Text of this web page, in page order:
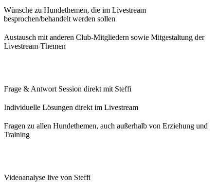
Wünsche zu Hundethemen, die im Livestream
besprochen/behandelt werden sollen
Austausch mit anderen Club-Mitgliedern sowie Mitgestaltung der
Livestream-Themen
Frage & Antwort Session direkt mit Steffi
Individuelle Lösungen direkt im Livestream
Fragen zu allen Hundethemen, auch außerhalb von Erziehung und
Training
Videoanalyse live von Steffi